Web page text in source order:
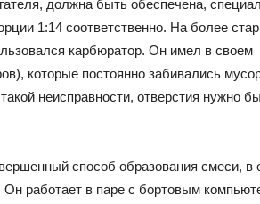
должна быть обеспечена,
1:14 соответственно. На более
карбюратор. Он имел в своем
которые постоянно забивались
неисправности, отверстия нужно
способ образования смеси, в
Он работает в паре с бортовым